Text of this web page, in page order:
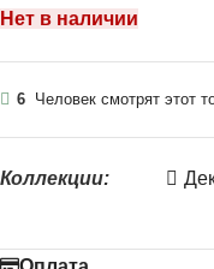
Нет в наличии
6 Человек смотрят этот
Коллекции: